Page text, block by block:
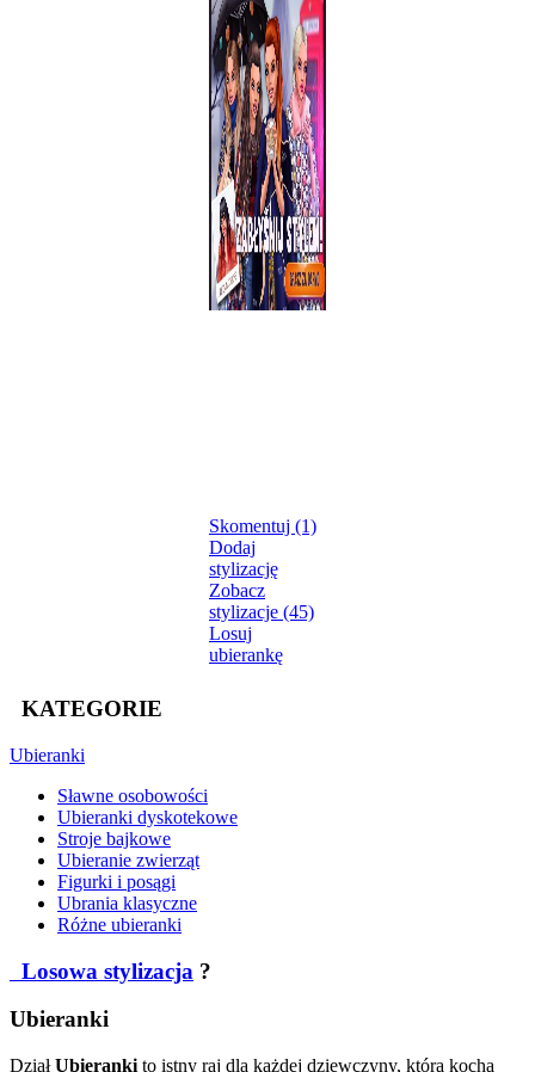
Skomentuj (1)
Dodaj
stylizację
Zobacz
stylizacje (45)
Losuj
ubierankę
KATEGORIE
Ubieranki
Sławne osobowości
Ubieranki dyskotekowe
Stroje bajkowe
Ubieranie zwierząt
Figurki i posągi
Ubrania klasyczne
Różne ubieranki
Losowa stylizacja ?
Ubieranki
DziałUbieranki to istny raj dla każdej dziewczyny, która kocha